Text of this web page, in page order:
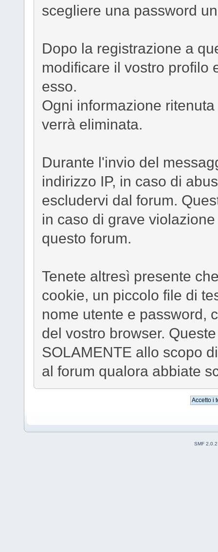
scegliere una password
Dopo la registrazione a
modificare il vostro profilo
esso.
Ogni informazione
verrà eliminata.
Durante l'invio del
indirizzo IP, in caso di
escludervi dal forum.
in caso di grave
questo forum.
Tenete altresì presente
cookie, un piccolo file di
nome utente e password,
del vostro browser.
SOLAMENTE allo scopo
al forum qualora abbiate
SMF 2.0.2